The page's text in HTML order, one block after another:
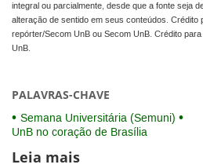
integral ou parcialmente, desde que a fonte seja
alteração de sentido em seus conteúdos. Crédito
repórter/Secom UnB ou Secom UnB. Crédito
UnB.
PALAVRAS-CHAVE
Semana Universitária (Semuni)
UnB no coração de Brasília
Leia mais